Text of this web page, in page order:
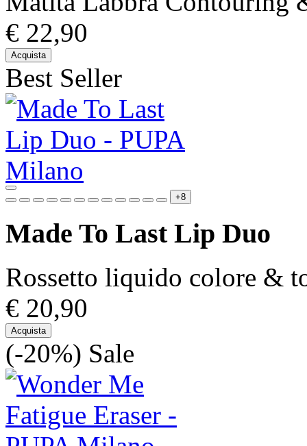
€ 22,90
Acquista
Best Seller
+8
Made To Last Lip Duo
Rossetto liquido colore &
€ 20,90
Acquista
(-20%) Sale